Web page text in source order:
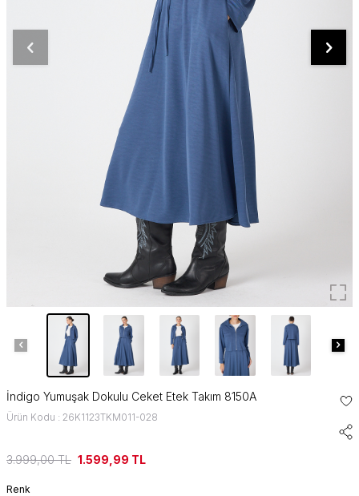
İndigo Yumuşak Dokulu Ceket Etek Takım 8150A
Ürün Kodu : 26K1123TKM011-028
3.999,00TL 1.599,99 TL
Renk